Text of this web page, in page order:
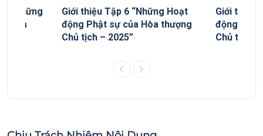
“Những
Hòa
Giới thiệu Tập 6 “Những Hoạt
động Phật sự của Hòa thượng
Chủ tịch – 2025”
Giới thiệu
động
Chủ tịch”